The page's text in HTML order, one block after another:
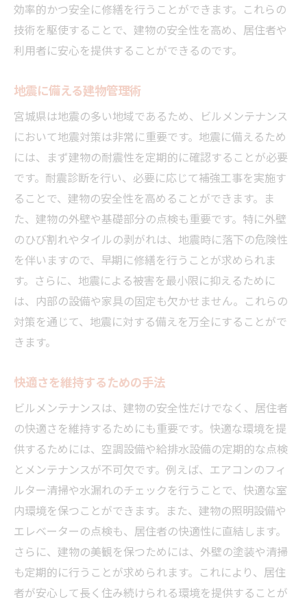
効率的かつ安全に修繕を行うことができます。これらの
技術を駆使することで、建物の安全性を高め、居住者や
利用者に安心を提供することができるのです。
地震に備える建物管理術
宮城県は地震の多い地域であるため、ビルメンテナンス
において地震対策は非常に重要です。地震に備えるため
には、まず建物の耐震性を定期的に確認することが必要
です。耐震診断を行い、必要に応じて補強工事を実施す
ることで、建物の安全性を高めることができます。ま
た、建物の外壁や基礎部分の点検も重要です。特に外壁
のひび割れやタイルの剥がれは、地震時に落下の危険性
を伴いますので、早期に修繕を行うことが求められま
す。さらに、地震による被害を最小限に抑えるために
は、内部の設備や家具の固定も欠かせません。これらの
対策を通じて、地震に対する備えを万全にすることがで
きます。
快適さを維持するための手法
ビルメンテナンスは、建物の安全性だけでなく、居住者
の快適さを維持するためにも重要です。快適な環境を提
供するためには、空調設備や給排水設備の定期的な点検
とメンテナンスが不可欠です。例えば、エアコンのフィ
ルター清掃や水漏れのチェックを行うことで、快適な室
内環境を保つことができます。また、建物の照明設備や
エレベーターの点検も、居住者の快適性に直結します。
さらに、建物の美観を保つためには、外壁の塗装や清掃
も定期的に行うことが求められます。これにより、居住
者が安心して長く住み続けられる環境を提供することが